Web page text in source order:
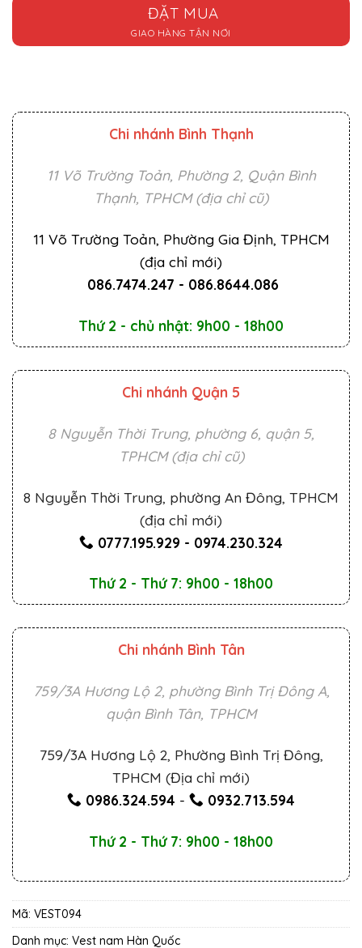
ĐẶT MUA
GIAO HÀNG TẬN NƠI
Chi nhánh Bình Thạnh
11 Võ Trường Toản, Phường 2, Quận Bình
Thạnh, TPHCM (địa chỉ cũ)
11 Võ Trường Toản, Phường Gia Định, TPHCM
(địa chỉ mới)
086.7474.247 - 086.8644.086
Thứ 2 - chủ nhật: 9h00 - 18h00
Chi nhánh Quận 5
8 Nguyễn Thời Trung, phường 6, quận 5,
TPHCM (địa chỉ cũ)
8 Nguyễn Thời Trung, phường An Đông, TPHCM
(địa chỉ mới)
0777.195.929 - 0974.230.324
Thứ 2 - Thứ 7: 9h00 - 18h00
Chi nhánh Bình Tân
759/3A Hương Lộ 2, phường Bình Trị Đông A,
quận Bình Tân, TPHCM
759/3A Hương Lộ 2, Phường Bình Trị Đông,
TPHCM (Địa chỉ mới)
0986.324.594 - 0932.713.594
Thứ 2 - Thứ 7: 9h00 - 18h00
Mã: VEST094
Danh mục: Vest nam Hàn Quốc